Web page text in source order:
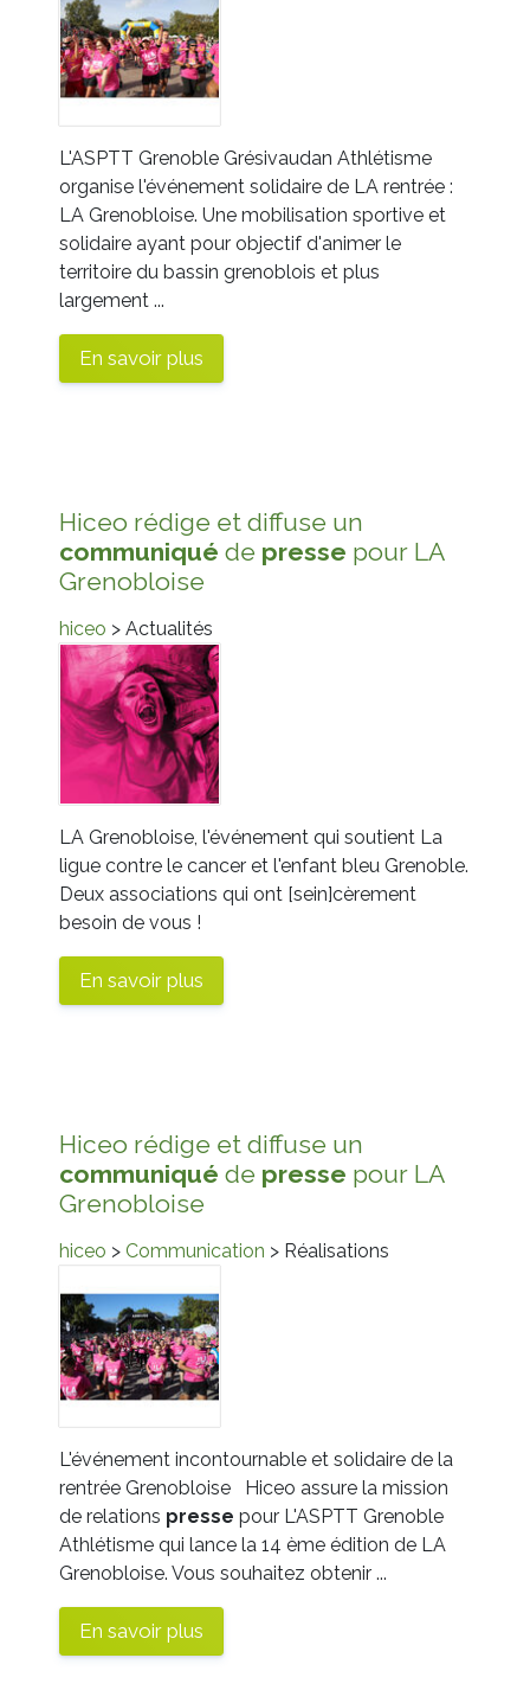
L'ASPTT Grenoble Grésivaudan Athlétisme
organise l'événement solidaire de LA rentrée :
LA Grenobloise. Une mobilisation sportive et
solidaire ayant pour objectif d'animer le
territoire du bassin grenoblois et plus
largement ...
En savoir plus
Hiceo rédige et diffuse un
communiqué de presse pour LA
Grenobloise
hiceo > Actualités
LA Grenobloise, l'événement qui soutient La
ligue contre le cancer et l'enfant bleu Grenoble.
Deux associations qui ont [sein]cèrement
besoin de vous !
En savoir plus
Hiceo rédige et diffuse un
communiqué de presse pour LA
Grenobloise
hiceo > Communication > Réalisations
L'événement incontournable et solidaire de la
rentrée Grenobloise Hiceo assure la mission
de relations presse pour L'ASPTT Grenoble
Athlétisme qui lance la 14 ème édition de LA
Grenobloise. Vous souhaitez obtenir ...
En savoir plus